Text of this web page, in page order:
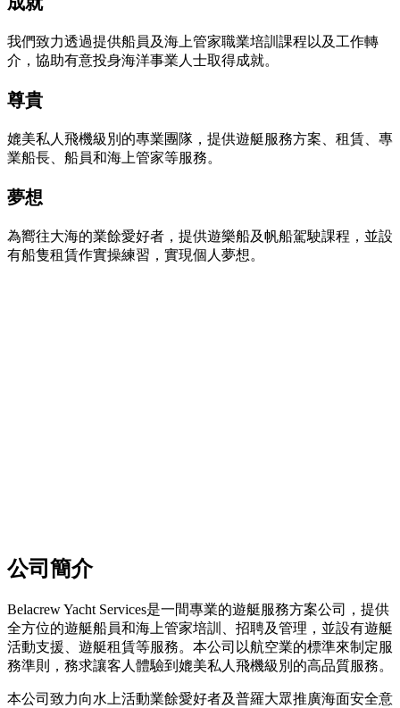
我們致力透過提供船員及海上管家職業培訓課程以及工作轉
介，協助有意投身海洋事業人士取得成就。
尊貴
媲美私人飛機級別的專業團隊，提供遊艇服務方案、租賃、專
業船長、船員和海上管家等服務。
夢想
為嚮往大海的業餘愛好者，提供遊樂船及帆船駕駛課程，並設
有船隻租賃作實操練習，實現個人夢想。
公司簡介
Belacrew Yacht Services是一間專業的遊艇服務方案公司，提供
全方位的遊艇船員和海上管家培訓、招聘及管理，並設有遊艇
活動支援、遊艇租賃等服務。本公司以航空業的標準來制定服
務準則，務求讓客人體驗到媲美私人飛機級別的高品質服務。
本公司致力向水上活動業餘愛好者及普羅大眾推廣海面安全意